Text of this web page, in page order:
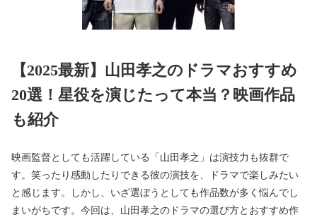
【2025最新】山田孝之のドラマおすすめ
20選！星役を演じたって本当？映画作品
も紹介
映画監督としても活躍している「山田孝之」は演技力も抜群で
す。笑ったり感動したりできる彼の演技を、ドラマで楽しみたい
と感じます。しかし、いざ選ぼうとしても作品数が多く悩んでし
まいがちです。今回は、山田孝之のドラマの選び方とおすすめ作